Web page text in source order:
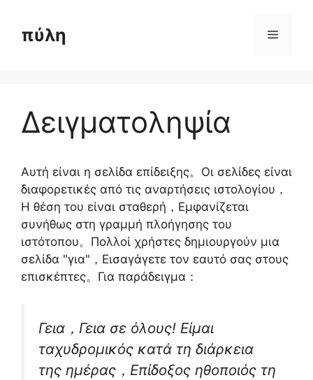
περιεχόμενο
πύλη Μενού
Δειγματοληψία
Αυτή είναι η σελίδα επίδειξης。Οι σελίδες είναι
διαφορετικές από τις αναρτήσεις ιστολογίου，
Η θέση του είναι σταθερή，Εμφανίζεται
συνήθως στη γραμμή πλοήγησης του
ιστότοπου。Πολλοί χρήστες δημιουργούν μια
σελίδα "για"，Εισαγάγετε τον εαυτό σας στους
επισκέπτες。Για παράδειγμα：
Γεια，Γεια σε όλους! Είμαι
ταχυδρομικός κατά τη διάρκεια
της ημέρας，Επίδοξος ηθοποιός τη